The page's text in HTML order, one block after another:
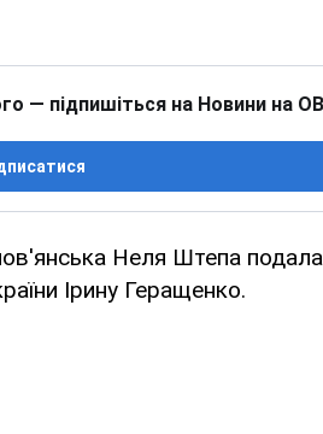
— підпишіться на Новини на
Неля Штепа
Ірину Геращенко.